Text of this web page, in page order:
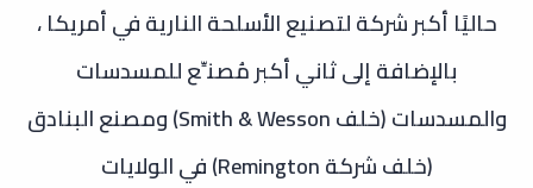
حاليًا أكبر شركة لتصنيع الأسلحة النارية في أمريكا ،
بالإضافة إلى ثاني أكبر مُصنِّع للمسدسات
والمسدسات (خلف Smith & Wesson) ومصنع البنادق
(خلف شركة Remington) في الولايات